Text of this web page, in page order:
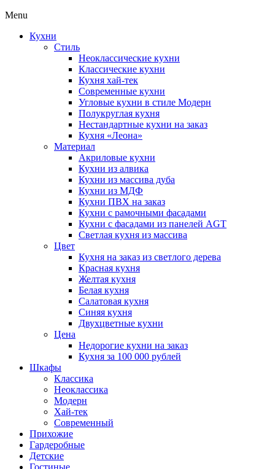
Menu
Кухни
Стиль
Неоклассические кухни
Классические кухни
Кухня хай-тек
Современные кухни
Угловые кухни в стиле Модерн
Полукруглая кухня
Нестандартные кухни на заказ
Кухня «Леона»
Материал
Акриловые кухни
Кухни из алвика
Кухни из массива дуба
Кухни из МДФ
Кухни ПВХ на заказ
Кухни с рамочными фасадами
Кухни с фасадами из панелей AGT
Светлая кухня из массива
Цвет
Кухня на заказ из светлого дерева
Красная кухня
Желтая кухня
Белая кухня
Салатовая кухня
Синяя кухня
Двухцветные кухни
Цена
Недорогие кухни на заказ
Кухня за 100 000 рублей
Шкафы
Классика
Неоклассика
Модерн
Хай-тек
Современный
Прихожие
Гардеробные
Детские
Гостиные